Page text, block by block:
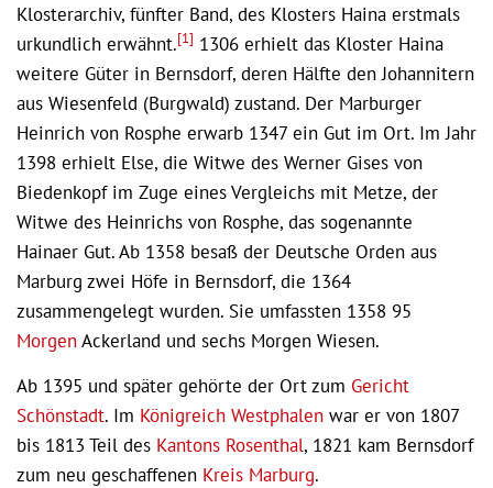
Klosterarchiv, fünfter Band, des Klosters Haina erstmals
urkundlich erwähnt.[1] 1306 erhielt das Kloster Haina
weitere Güter in Bernsdorf, deren Hälfte den Johannitern
aus Wiesenfeld (Burgwald) zustand. Der Marburger
Heinrich von Rosphe erwarb 1347 ein Gut im Ort. Im Jahr
1398 erhielt Else, die Witwe des Werner Gises von
Biedenkopf im Zuge eines Vergleichs mit Metze, der
Witwe des Heinrichs von Rosphe, das sogenannte
Hainaer Gut. Ab 1358 besaß der Deutsche Orden aus
Marburg zwei Höfe in Bernsdorf, die 1364
zusammengelegt wurden. Sie umfassten 1358 95
MorgenAckerland und sechs Morgen Wiesen.
Ab 1395 und später gehörte der Ort zum Gericht
Schönstadt. Im Königreich Westphalen war er von 1807
bis 1813 Teil des Kantons Rosenthal, 1821 kam Bernsdorf
zum neu geschaffenen Kreis Marburg.